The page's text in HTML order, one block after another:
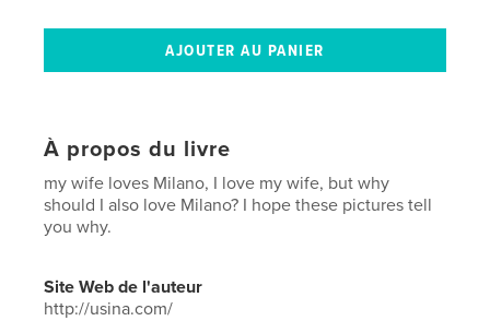
À propos du livre
my wife loves Milano, I love my wife, but why
should I also love Milano? I hope these pictures tell
you why.
Site Web de l'auteur
http://usina.com/